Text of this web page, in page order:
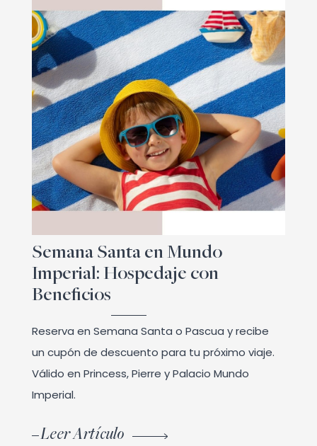
Semana Santa en Mundo
Imperial: Hospedaje con
Beneficios
Reserva en Semana Santa o Pascua y recibe
un cupón de descuento para tu próximo viaje.
Válido en Princess, Pierre y Palacio Mundo
Imperial.
Leer Artículo